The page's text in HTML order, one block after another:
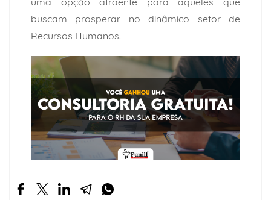
buscam prosperar no dinâmico setor de
Recursos Humanos.